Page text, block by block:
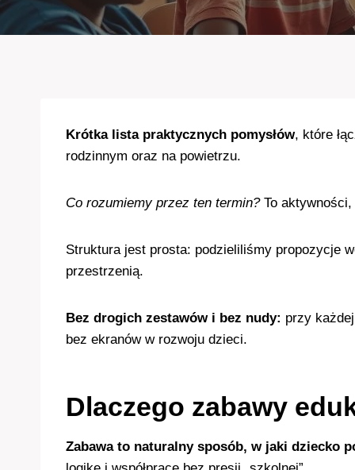
Krótka lista praktycznych pomysłów, które
rodzinnym oraz na powietrzu.
Co rozumiemy przez ten termin?To aktywności,
Struktura jest prosta: podzieliliśmy propozycje
przestrzenią.
Bez drogich zestawów i bez nudy: przy
bez ekranów w rozwoju dzieci.
Dlaczego zabawy
Zabawa to naturalny sposób, w jaki dziecko